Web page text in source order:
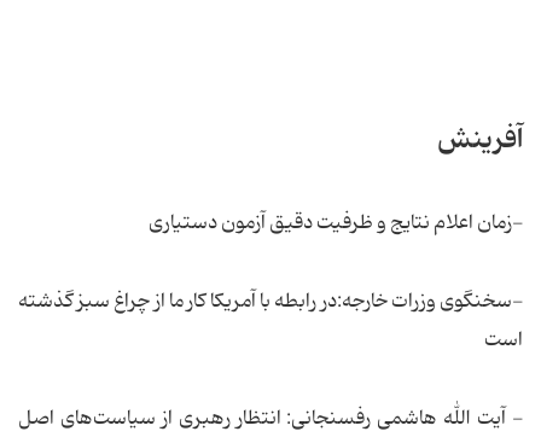
آفرینش
-زمان اعلام نتایج و ظرفیت دقیق آزمون دستیاری
-سخنگوی وزرات خارجه:در رابطه با آمریکا کار ما از چراغ سبز گذشته
است
- آیت الله هاشمی ‌رفسنجانی: انتظار رهبری از سیاست‌های اصل